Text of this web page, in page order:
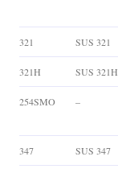
321 SUS 321
321H SUS 321H
254SMO –
347 SUS 347